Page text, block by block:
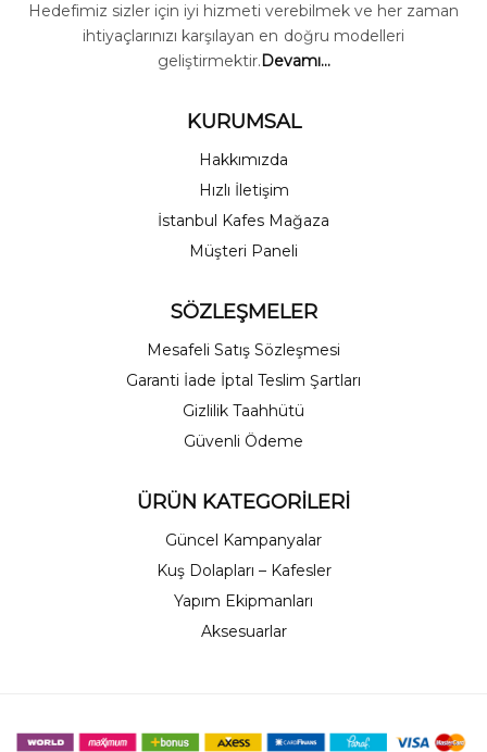
Hedefimiz sizler için iyi hizmeti verebilmek ve her zaman
ihtiyaçlarınızı karşılayan en doğru modelleri
geliştirmektir. Devamı...
KURUMSAL
Hakkımızda
Hızlı İletişim
İstanbul Kafes Mağaza
Müşteri Paneli
SÖZLEŞMELER
Mesafeli Satış Sözleşmesi
Garanti İade İptal Teslim Şartları
Gizlilik Taahhütü
Güvenli Ödeme
ÜRÜN KATEGORİLERİ
Güncel Kampanyalar
Kuş Dolapları – Kafesler
Yapım Ekipmanları
Aksesuarlar